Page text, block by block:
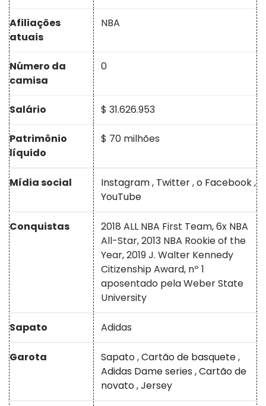
Afiliações
atuais
NBA
Número da
camisa
0
Salário $ 31.626.953
Patrimônio
líquido
$ 70 milhões
Mídia social Instagram, Twitter,o Facebook,
YouTube
Conquistas
2018 ALL NBA First Team, 6x NBA
All-Star, 2013 NBA Rookie of the
Year, 2019 J. Walter Kennedy
Citizenship Award, nº 1
aposentado pela Weber State
University
Sapato Adidas
Garota Sapato,Cartão de basquete,
Adidas Dame series ,Cartão de
novato,Jersey